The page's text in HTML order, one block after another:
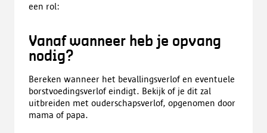
een rol:
Vanaf wanneer heb je opvang
nodig?
Bereken wanneer het bevallingsverlof en eventuele
borstvoedingsverlof eindigt. Bekijk of je dit zal
uitbreiden met ouderschapsverlof, opgenomen door
mama of papa.